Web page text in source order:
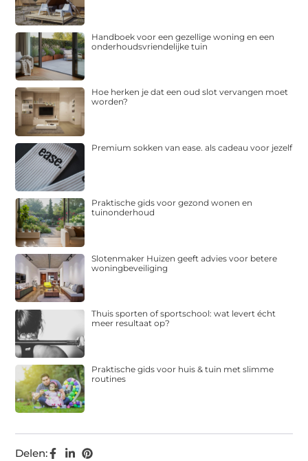
Delen:
Handboek voor een gezellige woning en een
onderhoudsvriendelijke tuin
Hoe herken je dat een oud slot vervangen moet
worden?
Premium sokken van ease. als cadeau voor jezelf
Praktische gids voor gezond wonen en
tuinonderhoud
Slotenmaker Huizen geeft advies voor betere
woningbeveiliging
Thuis sporten of sportschool: wat levert écht
meer resultaat op?
Praktische gids voor huis & tuin met slimme
routines